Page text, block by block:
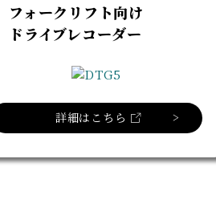
フォークリフト向け
ドライブレコーダー
詳細はこちら